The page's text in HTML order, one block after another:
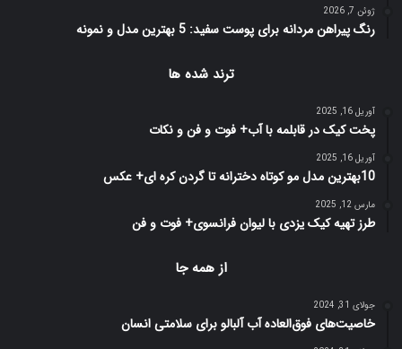
ژوئن 7, 2026
رنگ پیراهن مردانه برای پوست سفید: 5 بهترین مدل و نمونه
ترند شده ها
آوریل 16, 2025
پخت کیک در قابلمه با آب+ فوت و فن و نکات
آوریل 16, 2025
10بهترین مدل مو کوتاه دخترانه تا گردن کره ای+ عکس
مارس 12, 2025
طرز تهیه کیک یزدی با لیوان فرانسوی+ فوت و فن
از همه جا
جولای 31, 2024
خاصیت‌های فوق‌العاده‌ آب آلبالو برای سلامتی انسان